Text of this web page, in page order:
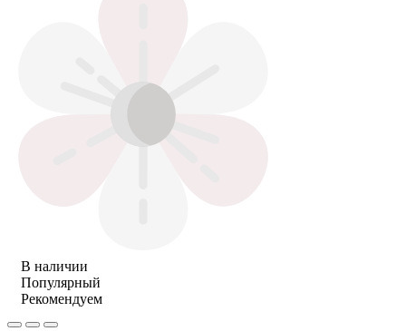
В наличии
Популярный
Рекомендуем